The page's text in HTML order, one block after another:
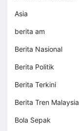
Asia
berita am
Berita Nasional
Berita Politik
Berita Terkini
Berita Tren Malaysia
Bola Sepak